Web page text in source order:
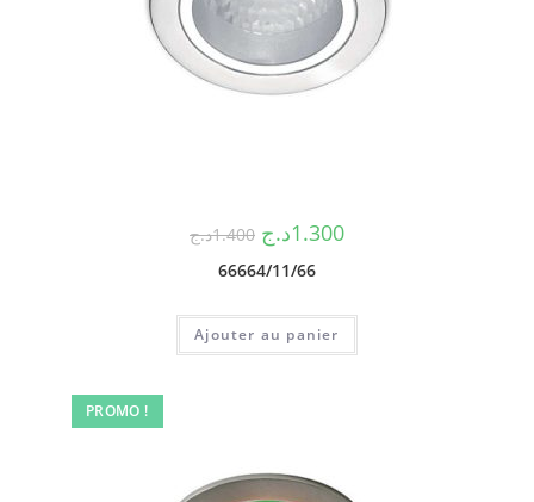
1.400د.ج 1.300د.ج
66664/11/66
Ajouter au panier
PROMO !